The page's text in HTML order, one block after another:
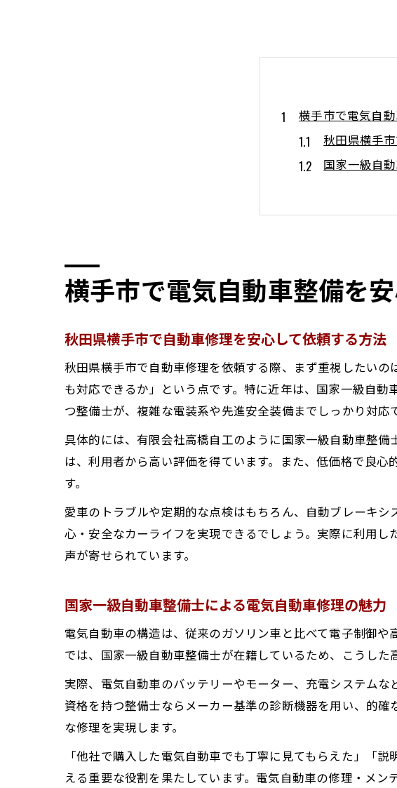
横手市で電気自
秋田県横手
国家一級自
ハイブリッ
他社購入車
秋田県横手
他社で購入
自動ブレー
秋田県横手
ハイブリッド車
国家一級自
秋田県横手
他社購入車
自動ブレー
秋田県横手
他社で購入
衝突被害軽
低価格で良
衝突軽減ブレー
国家一級自
電気自動車
横手市で電気自動車整備を
秋田県横手市で自動車修理を安心して依頼する方法
秋田県横手市で自動車修理を依頼する際、まず重視したい
も対応できるか」という点です。特に近年は、国家一級自
つ整備士が、複雑な電装系や先進安全装備までしっかり対応
具体的には、有限会社高橋自工のように国家一級自動車整
は、利用者から高い評価を得ています。また、低価格で良
す。
愛車のトラブルや定期的な点検はもちろん、自動ブレーキ
心・安全なカーライフを実現できるでしょう。実際に利用
声が寄せられています。
国家一級自動車整備士による電気自動車修理の魅力
電気自動車の構造は、従来のガソリン車と比べて電子制御
では、国家一級自動車整備士が在籍しているため、こうし
実際、電気自動車のバッテリーやモーター、充電システム
資格を持つ整備士ならメーカー基準の診断機器を用い、的
な修理を実現します。
「他社で購入した電気自動車でも丁寧に見てもらえた」「
える重要な役割を果たしています。電気自動車の修理・メ